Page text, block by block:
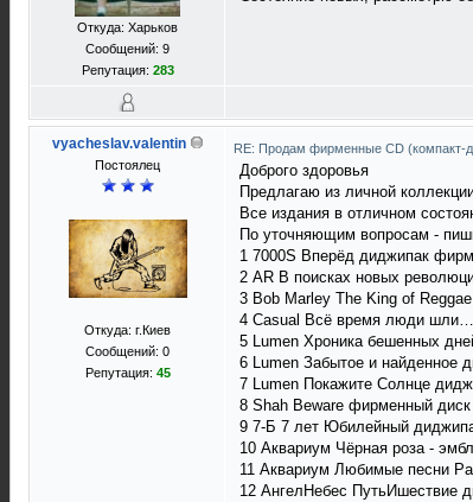
Откуда: Харьков
Сообщений: 9
Репутация: 283
vyacheslav.valentin
Постоялец
Откуда: г.Киев
Сообщений: 0
Репутация: 45
RE: Продам фирменные CD (компакт-
Доброго здоровья
Предлагаю из личной
Все издания в отличном
По уточняющим вопросам -
1 7000S Вперёд диджипак
2 AR В поисках новых
3 Bob Marley The King of
4 Casual Всё время люди
5 Lumen Хроника бешенных
6 Lumen Забытое и найденное
7 Lumen Покажите Солнце
8 Shah Beware фирменный диск
9 7-Б 7 лет Юбилейный
10 Аквариум Чёрная роза -
11 Аквариум Любимые песни
12 АнгелНебес ПутьИшествие